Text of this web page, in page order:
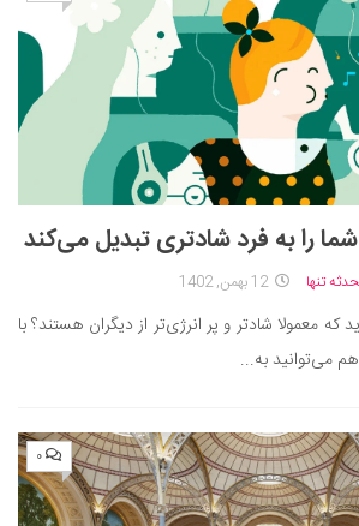
شما را به فرد شادتری تبدیل می‌کند
تنها 12 بهمن, 1402
که معمولا شادتر و پر انرژی‌تر از دیگران هستند؟ با
۰